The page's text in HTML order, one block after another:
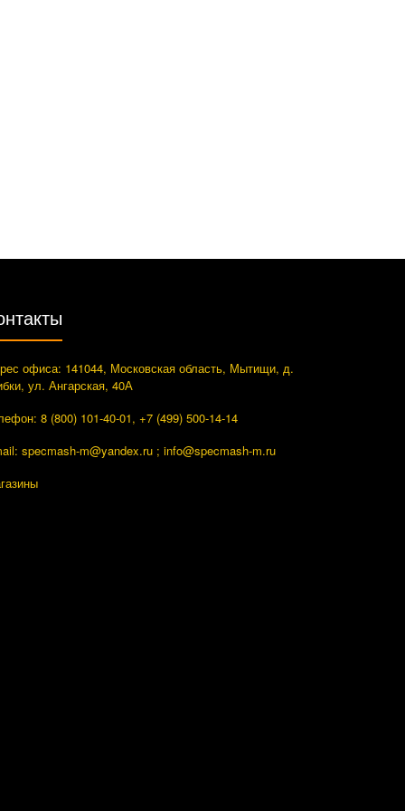
офиса: 141044, Московская область, Мытищи, д.
ул. Ангарская, 40А
8 (800) 101-40-01, +7 (499) 500-14-14
specmash-m@yandex.ru ; info@specmash-m.ru